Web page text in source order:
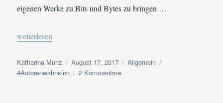
eigenen Werke zu Bits und Bytes zu bringen …
„#Autorenwahnsinn #SommerlochEdition Tag 17 | Mein
weiterlesen
Autor
Katharina Münz
Veröffentlicht
am
August 17, 2017 Kategorien
Allgemein
#Autorenwahnsinn
2 Kommentarezu